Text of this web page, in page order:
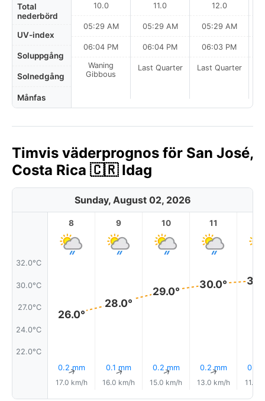
Total
nederbörd
UV-index
Soluppgång
Solnedgång
Månfas
10.0
05:29 AM
06:04 PM
Waning
Gibbous
11.0
05:29 AM
06:04 PM
Last Quarter
12.0
05:29 AM
06:03 PM
Last Quarter
Timvis väderprognos för San José,
Costa Rica 🇨🇷 Idag
Sunday, August 02, 2026
32.0°C
30.0°C
27.0°C
24.0°C
22.0°C
8
26.0°
0.2 mm
↑
17.0 km/h
9
28.0°
0.1 mm
↑
16.0 km/h
10
29.0°
0.2 mm
↑
15.0 km/h
11
30.0°
0.2 mm
↑
13.0 km/h
0.5
11.0